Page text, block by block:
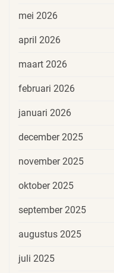
mei 2026
april 2026
maart 2026
februari 2026
januari 2026
december 2025
november 2025
oktober 2025
september 2025
augustus 2025
juli 2025